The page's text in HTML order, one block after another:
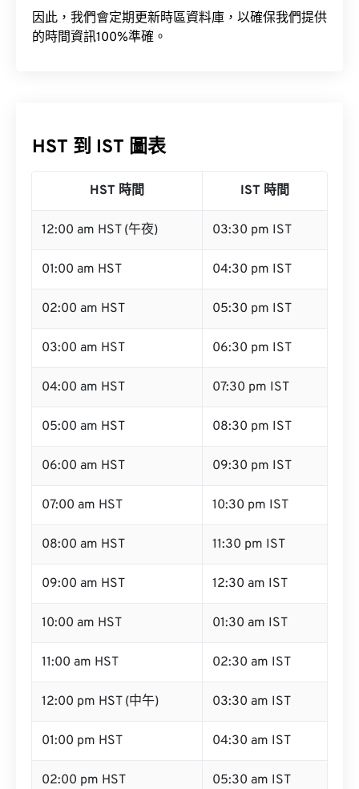
因此，我們會定期更新時區資料庫，以確保我們提供
的時間資訊100%準確。
HST 到 IST 圖表
HST 時間 IST 時間
12:00 am HST (午夜) 03:30 pm IST
01:00 am HST 04:30 pm IST
02:00 am HST 05:30 pm IST
03:00 am HST 06:30 pm IST
04:00 am HST 07:30 pm IST
05:00 am HST 08:30 pm IST
06:00 am HST 09:30 pm IST
07:00 am HST 10:30 pm IST
08:00 am HST 11:30 pm IST
09:00 am HST 12:30 am IST
10:00 am HST 01:30 am IST
11:00 am HST 02:30 am IST
12:00 pm HST (中午) 03:30 am IST
01:00 pm HST 04:30 am IST
02:00 pm HST 05:30 am IST